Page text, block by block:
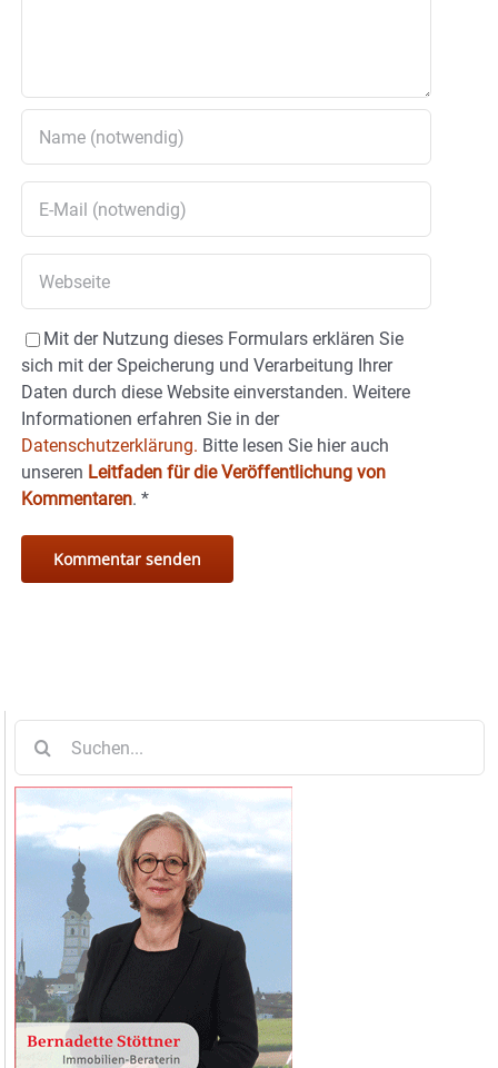
Mit der Nutzung dieses Formulars erklären Sie
sich mit der Speicherung und Verarbeitung Ihrer
Daten durch diese Website einverstanden. Weitere
Informationen erfahren Sie in der
Datenschutzerklärung. Bitte lesen Sie hier auch
unseren Leitfaden für die Veröffentlichung von
Kommentaren. *
nach: